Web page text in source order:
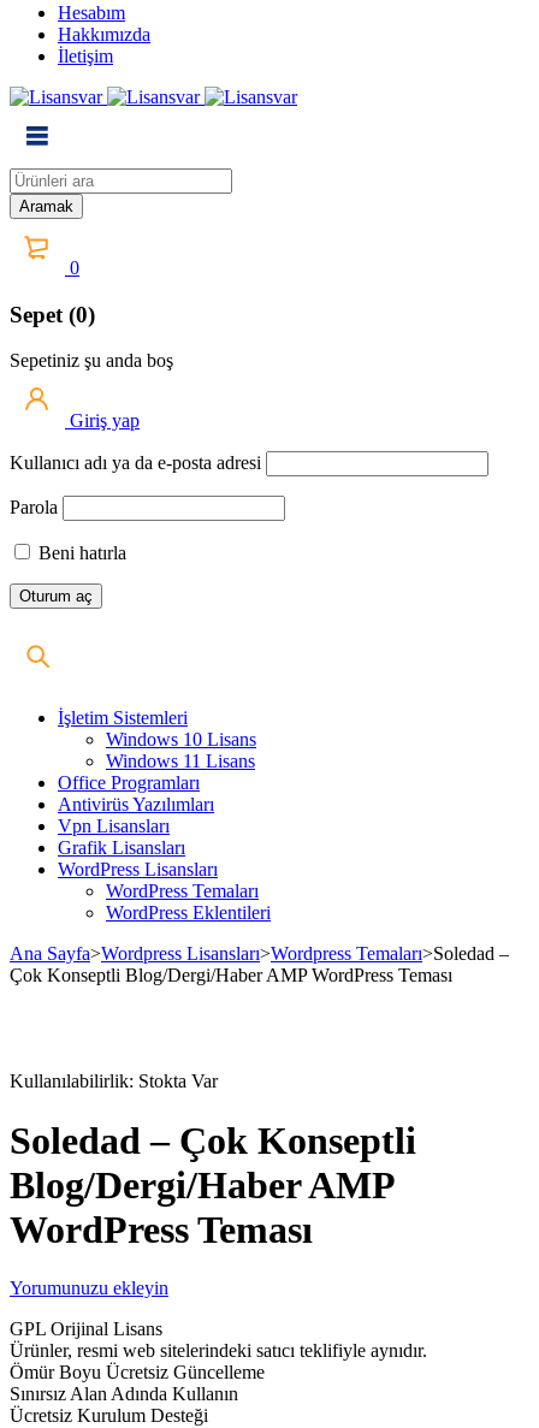
Hesabım
Hakkımızda
İletişim
0
Sepet (0)
Sepetiniz şu anda boş
Giriş yap
Kullanıcı adı ya da e-posta adresi
Parola
Beni hatırla
İşletim Sistemleri
Windows 10 Lisans
Windows 11 Lisans
Office Programları
Antivirüs Yazılımları
Vpn Lisansları
Grafik Lisansları
WordPress Lisansları
WordPress Temaları
WordPress Eklentileri
Ana Sayfa>Wordpress Lisansları>Wordpress Temaları>Soledad –
Çok Konseptli Blog/Dergi/Haber AMP WordPress Teması
Kullanılabilirlik: Stokta Var
Soledad – Çok Konseptli
Blog/Dergi/Haber AMP
WordPress Teması
Yorumunuzu ekleyin
GPL Orijinal Lisans
Ürünler, resmi web sitelerindeki satıcı teklifiyle aynıdır.
Ömür Boyu Ücretsiz Güncelleme
Sınırsız Alan Adında Kullanın
Ücretsiz Kurulum Desteği